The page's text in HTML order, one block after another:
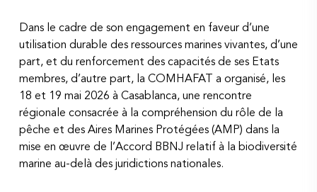
Dans le cadre de son engagement en faveur d’une
utilisation durable des ressources marines vivantes, d’une
part, et du renforcement des capacités de ses Etats
membres, d’autre part, la COMHAFAT a organisé, les
18 et 19 mai 2026 à Casablanca, une rencontre
régionale consacrée à la compréhension du rôle de la
pêche et des Aires Marines Protégées (AMP) dans la
mise en œuvre de l’Accord BBNJ relatif à la biodiversité
marine au-delà des juridictions nationales.